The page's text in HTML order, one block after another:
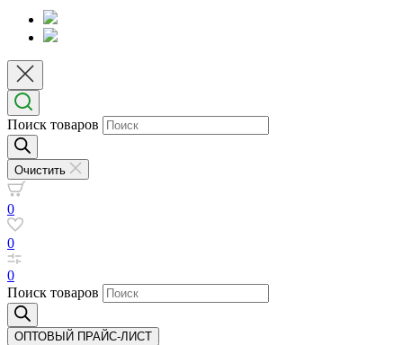
Поиск товаров
Очистить
0
0
0
Поиск товаров
ОПТОВЫЙ ПРАЙС-ЛИСТ